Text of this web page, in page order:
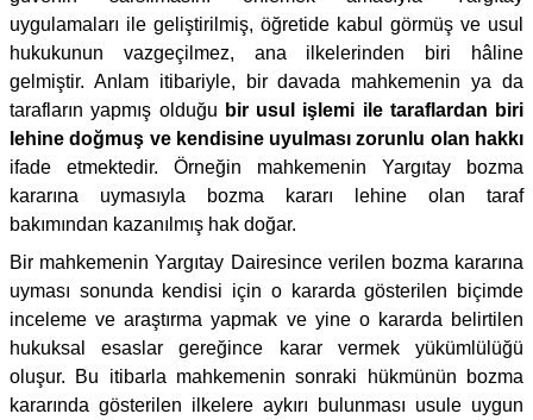
uygulamaları ile geliştirilmiş, öğretide kabul görmüş ve usul
hukukunun vazgeçilmez, ana ilkelerinden biri hâline
gelmiştir. Anlam itibariyle, bir davada mahkemenin ya da
tarafların yapmış olduğu bir usul işlemi ile taraflardan biri
lehine doğmuş ve kendisine uyulması zorunlu olan hakkı
ifade etmektedir. Örneğin mahkemenin Yargıtay bozma
kararına uymasıyla bozma kararı lehine olan taraf
bakımından kazanılmış hak doğar.
Bir mahkemenin Yargıtay Dairesince verilen bozma kararına
uyması sonunda kendisi için o kararda gösterilen biçimde
inceleme ve araştırma yapmak ve yine o kararda belirtilen
hukuksal esaslar gereğince karar vermek yükümlülüğü
oluşur. Bu itibarla mahkemenin sonraki hükmünün bozma
kararında gösterilen ilkelere aykırı bulunması usule uygun